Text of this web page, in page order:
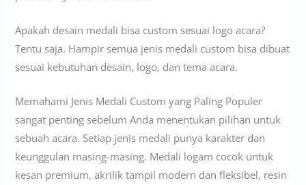
Apakah desain medali bisa custom sesuai logo acara?
Tentu saja. Hampir semua jenis medali custom bisa dibuat
sesuai kebutuhan desain, logo, dan tema acara.
Memahami Jenis Medali Custom yang Paling Populer
sangat penting sebelum Anda menentukan pilihan untuk
sebuah acara. Setiap jenis medali punya karakter dan
keunggulan masing-masing. Medali logam cocok untuk
kesan premium, akrilik tampil modern dan fleksibel, resin